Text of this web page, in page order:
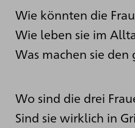
Wie könnten die
Wie leben sie im
Was machen sie den
Wo sind die drei
Sind sie wirklich in